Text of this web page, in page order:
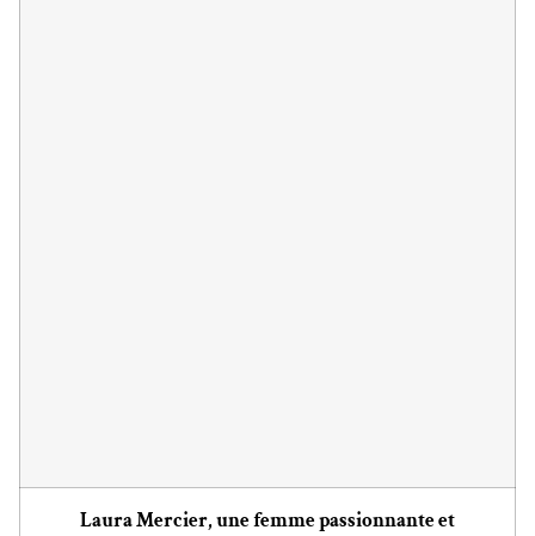
Laura Mercier, une femme passionnante et